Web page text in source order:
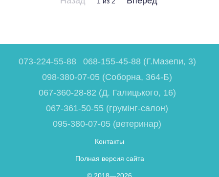
073-224-55-88
068-155-45-88 (Г.Мазепи, 3)
098-380-07-05 (Соборна, 364-Б)
067-360-28-82 (Д. Галицького, 16)
067-361-50-55 (грумінг-салон)
095-380-07-05 (ветеринар)
Контакты
Полная версия сайта